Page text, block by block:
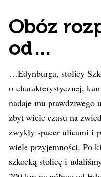
Obóz
od…
…Edynburga, stolicy
o charakterystycznej,
nadaje mu prawdziwego
zbyt wiele czasu na
zwykły spacer ulicami i
wiele przyjemności. Po
szkocką stolicę i